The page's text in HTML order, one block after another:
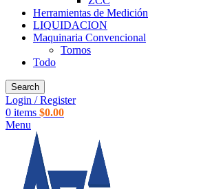
Herramientas de Medición
LIQUIDACION
Maquinaria Convencional
Tornos
Todo
Search
Login / Register
0 items $0.00
Menu